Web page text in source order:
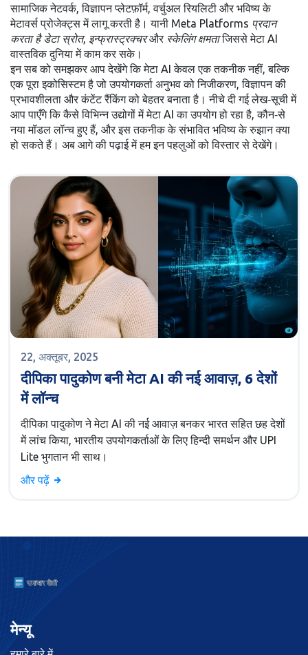
सामाजिक नेटवर्क, विज्ञापन प्लेटफ़ॉर्म, वर्चुअल रियलिटी और भविष्य के
मेटावर्स प्रोजेक्ट्स में लागू करती है। यानी Meta Platforms प्रदान
करता है डेटा स्रोत, इन्फ्रास्ट्रक्चरऔर स्केलिंग क्षमताजिससे मेटा AI
वास्तविक दुनिया में काम कर सके।
इन सब को समझकर आप देखेंगे कि मेटा AI केवल एक तकनीक नहीं, बल्कि
एक पूरा इकोसिस्टम है जो उपयोगकर्ता अनुभव को निजीकरण, विज्ञापन की
प्रभावशीलता और कंटेंट रैंकिंग को बेहतर बनाता है। नीचे दी गई लेख‑सूची में
आप पाएँगे कि कैसे विभिन्न उद्योगों में मेटा AI का उपयोग हो रहा है, कौन‑से
नया मॉडल लॉन्च हुए हैं, और इस तकनीक के संभावित भविष्य के रुझान क्या
हो सकते हैं। अब आगे की पढ़ाई में हम इन पहलुओं को विस्तार से देखेंगे।
22, अक्तूबर, 2025
दीपिका पादुकोण बनी मेटा AI की नई आवाज़, 6 देशों
में लॉन्च
दीपिका पादुकोण ने मेटा AI की नई आवाज़ बनकर भारत सहित छह देशों
में लांच किया, भारतीय उपयोगकर्ताओं के लिए हिन्दी समर्थन और UPI
Lite भुगतान भी साथ।
और पढ़ें
मेन्यू